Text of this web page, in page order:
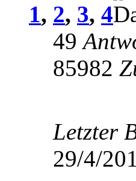
1, 2, 3, 4
49
85982
Letzter
29/4/